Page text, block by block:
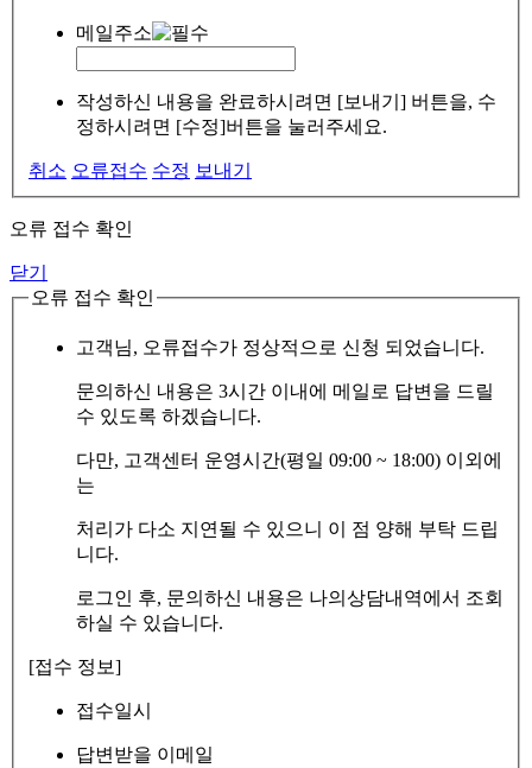
메일주소
작성하신 내용을 완료하시려면 [보내기] 버튼을, 수
정하시려면 [수정]버튼을 눌러주세요.
취소 오류접수 수정 보내기
오류 접수 확인
닫기
오류 접수 확인
고객님, 오류접수가 정상적으로 신청 되었습니다.
문의하신 내용은 3시간 이내에 메일로 답변을 드릴
수 있도록 하겠습니다.
다만, 고객센터 운영시간(평일 09:00 ~ 18:00) 이외에
는
처리가 다소 지연될 수 있으니 이 점 양해 부탁 드립
니다.
로그인 후, 문의하신 내용은 나의상담내역에서 조회
하실 수 있습니다.
[접수 정보]
접수일시
답변받을 이메일